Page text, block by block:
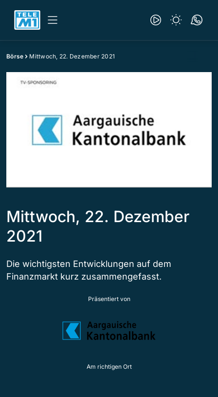
Börse Mittwoch, 22. Dezember 2021
Mittwoch, 22. Dezember
2021
Die wichtigsten Entwicklungen auf dem
Finanzmarkt kurz zusammengefasst.
Präsentiert von
Am richtigen Ort